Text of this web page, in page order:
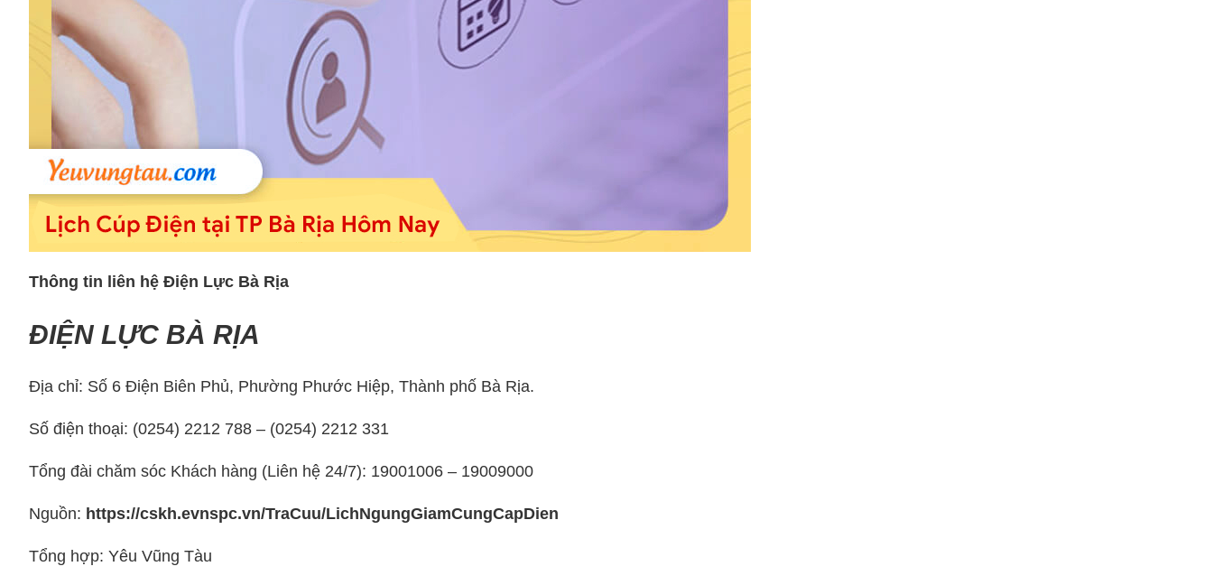
Thông tin liên hệ Điện Lực Bà Rịa
ĐIỆN LỰC BÀ RỊA
Địa chỉ: Số 6 Điện Biên Phủ, Phường Phước Hiệp, Thành phố Bà Rịa.
Số điện thoại: (0254) 2212 788 – (0254) 2212 331
Tổng đài chăm sóc Khách hàng (Liên hệ 24/7): 19001006 – 19009000
Nguồn: https://cskh.evnspc.vn/TraCuu/LichNgungGiamCungCapDien
Tổng hợp: Yêu Vũng Tàu